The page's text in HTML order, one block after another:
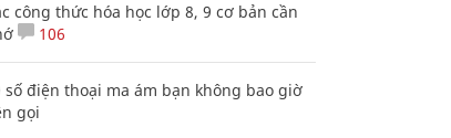
công thức hóa học lớp 8, 9 cơ bản cần
106
số điện thoại ma ám bạn không bao giờ
gọi